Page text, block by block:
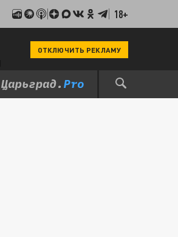
18+
ОТКЛЮЧИТЬ РЕКЛАМУ